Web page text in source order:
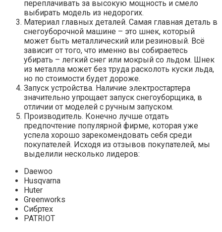
переплачивать за высокую мощность и смело
выбирать модель из недорогих.
Материал главных деталей. Самая главная деталь в
снегоуборочной машине – это шнек, который
может быть металлический или резиновый. Всё
зависит от того, что именно вы собираетесь
убирать – легкий снег или мокрый со льдом. Шнек
из металла может без труда расколоть куски льда,
но по стоимости будет дороже.
Запуск устройства. Наличие электростартера
значительно упрощает запуск снегоуборщика, в
отличии от моделей с ручным запуском.
Производитель. Конечно лучше отдать
предпочтение популярной фирме, которая уже
успела хорошо зарекомендовать себя среди
покупателей. Исходя из отзывов покупателей, мы
выделили несколько лидеров:
Daewoo
Husqvarna
Huter
Greenworks
Сибртех
PATRIOT